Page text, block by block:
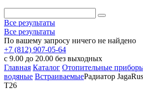
Все результаты
Все результаты
По вашему запросу ничего не найдено
+7 (812) 907-05-64
с 9.00 до 20.00 без выходных
Главная Каталог Отопительные
водяные ВстраиваемыеРадиатор
T26